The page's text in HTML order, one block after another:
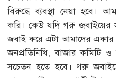
বিরুদ্ধে ব্যবস্থা নেয়া হবে।
করি। কেউ যদি গরু জবাইয়ের
জবাই করে এটা আমাদের একার
জনপ্রতিনিধি, বাজার কমিটি ও
সচেতন হতে হবে। গরু